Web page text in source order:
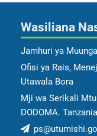
Wasiliana
Jamhuri ya
Ofisi ya Rais,
Utawala Bora
Mji wa Serikali
DODOMA. Tanzania